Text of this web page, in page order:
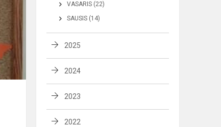
VASARIS (22)
SAUSIS (14)
2025
2024
2023
2022